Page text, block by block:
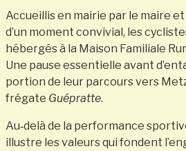
Accueillis en mairie par le maire
d’un moment convivial, les
hébergés à la Maison Familiale
Une pause essentielle avant
portion de leur parcours vers
frégate Guépratte.
Au‑delà de la performance
illustre les valeurs qui fondent